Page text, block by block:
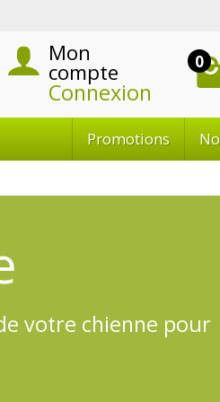
Mon
compte
Connexion
0
Promotions
votre chienne pour